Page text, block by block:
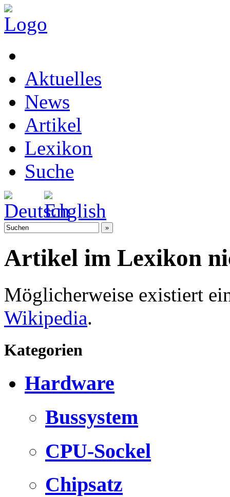
Aktuelles
News
Artikel
Lexikon
Suche
Artikel im Lexikon
Möglicherweise existiert
Wikipedia.
Kategorien
Hardware
Bussystem
CPU-Sockel
Chipsatz